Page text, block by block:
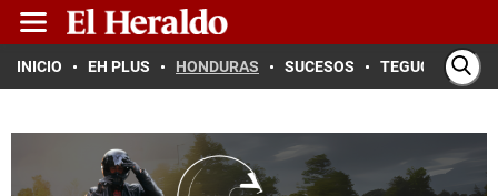
INICIO EH PLUS HONDURAS SUCESOS TEGUCIGALPA